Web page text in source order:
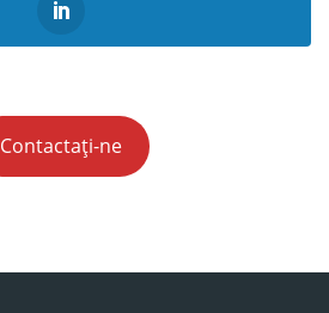
Contactați-ne